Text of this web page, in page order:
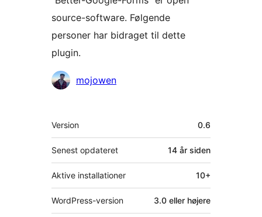
source-software. Følgende
personer har bidraget til dette
plugin.
Bidragsydere
mojowen
Meta
Version 0.6
Senest opdateret 14 år siden
Aktive installationer 10+
WordPress-version 3.0 eller højere